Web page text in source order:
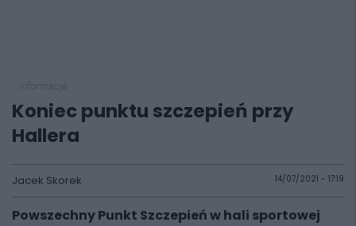
Koniec punktu szczepień przy
Hallera
Jacek Skorek 14/07/2021 - 17:19
Powszechny Punkt Szczepień w hali sportowej